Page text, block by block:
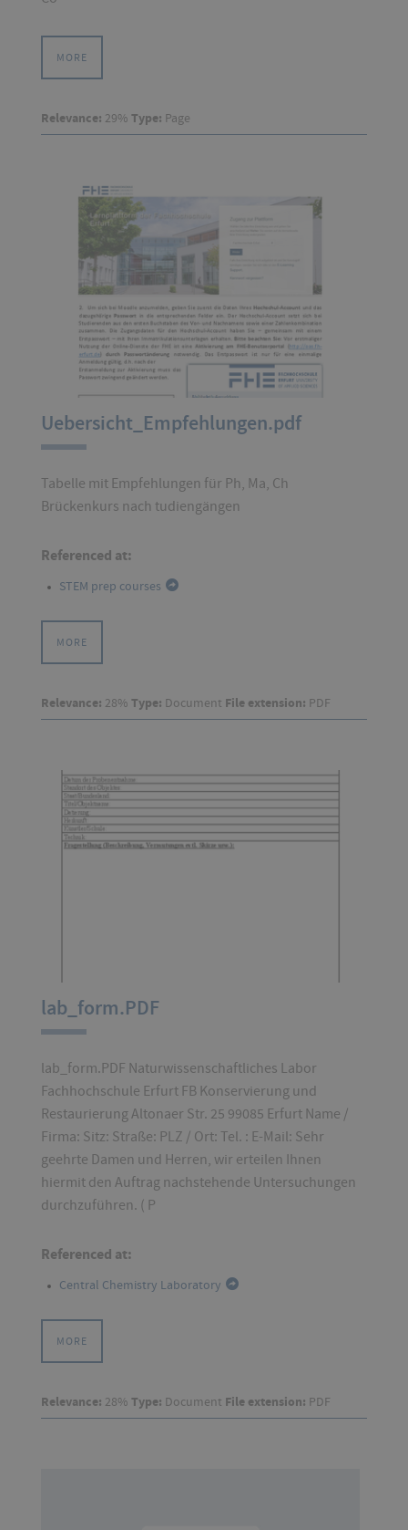
MORE
Relevance: 29% Type: Page
Uebersicht_Empfehlungen.pdf
Tabelle mit Empfehlungen für Ph, Ma, Ch
Brückenkurs nach tudiengängen
Referenced at:
STEM prep courses
MORE
Relevance: 28% Type: Document File extension: PDF
lab_form.PDF
lab_form.PDF Naturwissenschaftliches Labor
Fachhochschule Erfurt FB Konservierung und
Restaurierung Altonaer Str. 25 99085 Erfurt Name /
Firma: Sitz: Straße: PLZ / Ort: Tel. : E-Mail: Sehr
geehrte Damen und Herren, wir erteilen Ihnen
hiermit den Auftrag nachstehende Untersuchungen
durchzuführen. ( P
Referenced at:
Central Chemistry Laboratory
MORE
Relevance: 28% Type: Document File extension: PDF